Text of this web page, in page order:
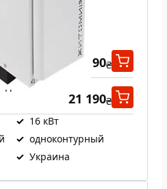
21 190₴
21 190₴
✓ 16 кВт
✓ одноконтурный
✓ Украина